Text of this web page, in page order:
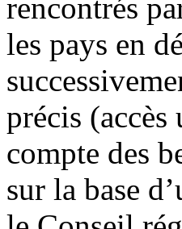
rencontrés
les pays en
précis (accès
compte des
sur la base